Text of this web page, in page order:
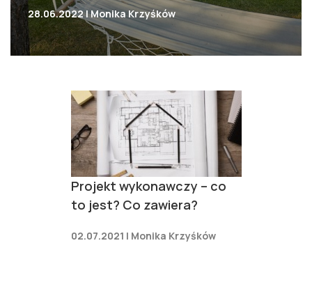
28.06.2022 | Monika Krzyśków
Projekt wykonawczy – co
to jest? Co zawiera?
02.07.2021 | Monika Krzyśków